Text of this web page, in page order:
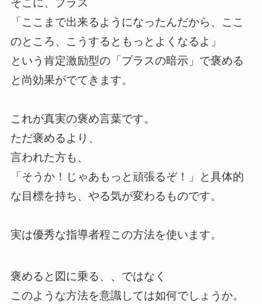
そこに、プラス
「ここまで出来るようになったんだから、ここ
のところ、こうするともっとよくなるよ」
という肯定激励型の「プラスの暗示」で褒める
と尚効果がでてきます。
これが真実の褒め言葉です。
ただ褒めるより、
言われた方も、
「そうか！じゃあもっと頑張るぞ！」と具体的
な目標を持ち、やる気が変わるものです。
実は優秀な指導者程この方法を使います。
褒めると図に乗る、、ではなく
このような方法を意識しては如何でしょうか。